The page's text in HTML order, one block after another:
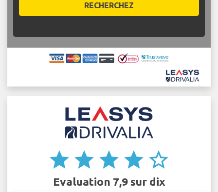
RECHERCHEZ
star star star star star_border
Evaluation 7,9 sur dix